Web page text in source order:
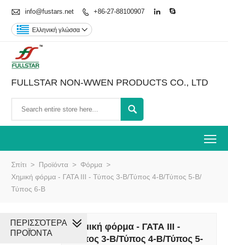
 info@fustars.net  +86-27-88100907  
Ελληνική γλώσσα 
FULLSTAR NON-WWEN PRODUCTS CO., LTD

Σπίτι > Προϊόντα > Φόρμα >
Χημική φόρμα - ΓΑΤΑ III - Τύπος 3-B/Τύπος 4-B/Τύπος 5-B/
Τύπος 6-B
Χημική φόρμα - ΓΑΤΑ III -
Τύπος 3-B/Τύπος 4-B/Τύπος 5-
ΠΕΡΙΣΣΌΤΕΡΑ
ΠΡΟΪΌΝΤΑ